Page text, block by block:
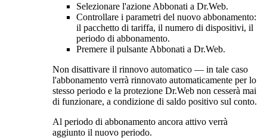
Selezionare l'azione Abbonati a Dr.Web.
Controllare i parametri del nuovo abbonamento:
il pacchetto di tariffa, il numero di dispositivi, il
periodo di abbonamento.
Premere il pulsante Abbonati a Dr.Web.
Non disattivare il rinnovo automatico — in tale caso
l'abbonamento verrà rinnovato automaticamente per lo
stesso periodo e la protezione Dr.Web non cesserà mai
di funzionare, a condizione di saldo positivo sul conto.
Al periodo di abbonamento ancora attivo verrà
aggiunto il nuovo periodo.